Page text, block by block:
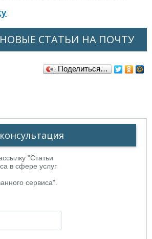
СТАТЬИ НА ПОЧТУ
Поделиться…